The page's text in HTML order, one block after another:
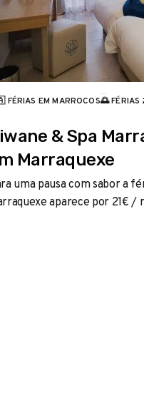
EM MARROCOS🌅
& Spa
Marraquexe
uma pausa com sabor a
aparece por 21€ /